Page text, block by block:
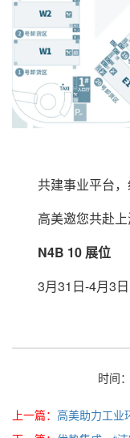
共建事业平台
高美邀您共赴
N4B 10 展位
3月31日-4月3
时间
上一篇： 高美助力工业